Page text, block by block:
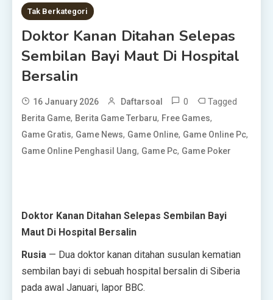
Tak Berkategori
Doktor Kanan Ditahan Selepas
Sembilan Bayi Maut Di Hospital
Bersalin
16 January 2026 Daftarsoal 0 Tagged
Berita Game, Berita Game Terbaru, Free Games,
Game Gratis, Game News, Game Online, Game Online Pc,
Game Online Penghasil Uang, Game Pc, Game Poker
Doktor Kanan Ditahan Selepas Sembilan Bayi
Maut Di Hospital Bersalin
Rusia — Dua doktor kanan ditahan susulan kematian
sembilan bayi di sebuah hospital bersalin di Siberia
pada awal Januari, lapor BBC.